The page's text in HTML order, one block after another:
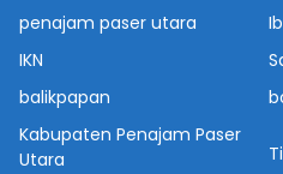
penajam paser utara
IKN
balikpapan
Kabupaten Penajam Paser
Utara